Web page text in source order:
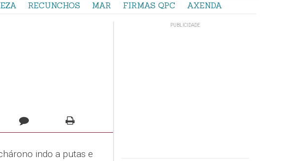
RECUNCHOS MAR FIRMAS QPC AXENDA
indo a putas e